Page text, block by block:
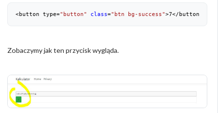
<button type="button" class="btn bg-success">7</button>
Zobaczymy jak ten przycisk wygląda.